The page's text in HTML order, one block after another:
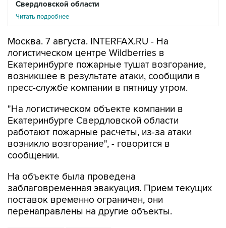
Москва. 7 августа. INTERFAX.RU - На
Екатеринбурге пожарные тушат возгорание,
возникшее в результате атаки, сообщили в
пресс-службе компании в пятницу утром.
"На логистическом объекте компании в
работают пожарные расчеты, из-за атаки
возникло возгорание", - говорится в
сообщении.
На объекте была проведена
поставок временно ограничен, они
перенаправлены на другие объекты.
Екатеринбург Wildberries